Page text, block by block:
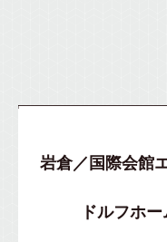
岩倉／国際会館
ドルフホ